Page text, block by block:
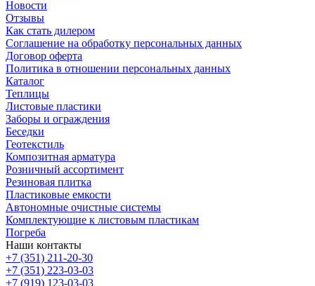
Новости
Отзывы
Как стать дилером
Соглашение на обработку персональных данных
Договор оферта
Политика в отношении персональных данных
Каталог
Теплицы
Листовые пластики
Заборы и ограждения
Беседки
Геотекстиль
Композитная арматура
Розничный ассортимент
Резиновая плитка
Пластиковые емкости
Автономные очистные системы
Комплектующие к листовым пластикам
Погреба
Наши контакты
+7 (351) 211-20-30
+7 (351) 223-03-03
+7 (919) 123-03-03